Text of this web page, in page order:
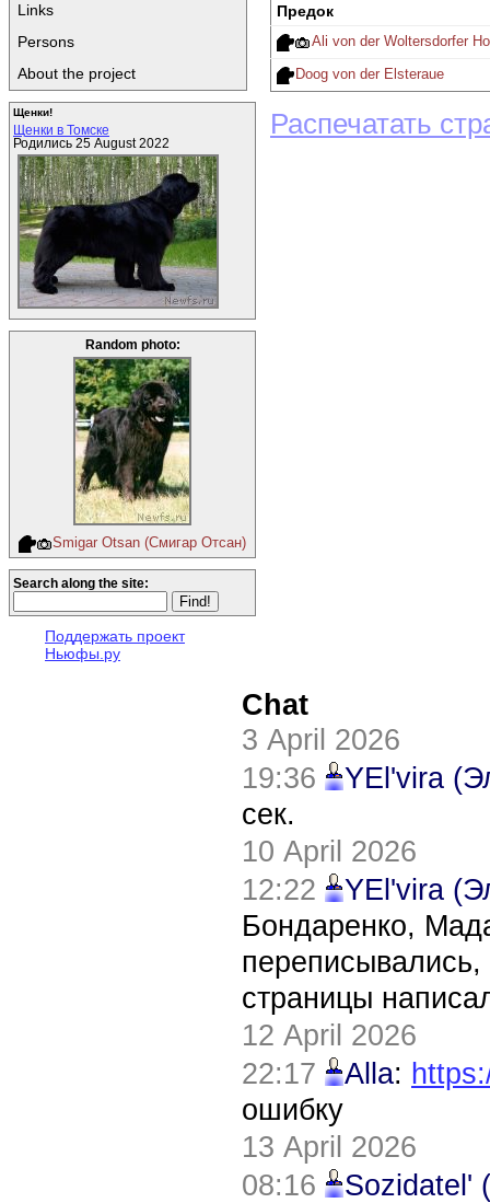
Links
Persons
About the project
Щенки!
Щенки в Томске
Родились 25 August 2022
Random photo:
Smigar Otsan (Смигар Отсан)
Search along the site:
Поддержать проект
Ньюфы.ру
Предок
Ali von der Woltersdorfer
Doog von der Elsteraue
Распечатать
Chat
3 April 2026
19:36
YEl'vira
сек.
10 April 2026
12:22
YEl'vira
Бондаренко,
страницы
12 April 2026
22:17
Alla:
ошибку
13 April 2026
08:16
Sozidatel'